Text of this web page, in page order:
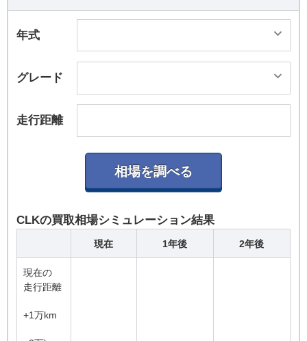
年式
グレード
走行距離
CLKの買取相場シミュレーション結果
現在 1年後 2年後
現在の
走行距離
+1万km